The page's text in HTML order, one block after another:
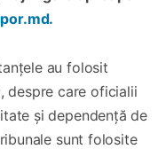
au folosit
despre care oficialii
și dependență de
sunt folosite